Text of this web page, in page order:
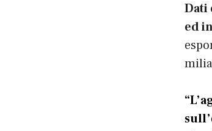
Dati
ed